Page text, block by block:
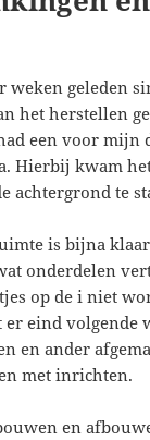
weken geleden
het herstellen
een voor mijn
Hierbij kwam
achtergrond te
is bijna
onderdelen
op de i niet
eind volgende
en ander
met inrichten.
en